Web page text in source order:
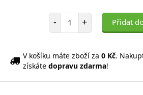
- Počet položek
+ Přidat
V košíku máte zboží za 0 Kč.
získáte dopravu zdarma!